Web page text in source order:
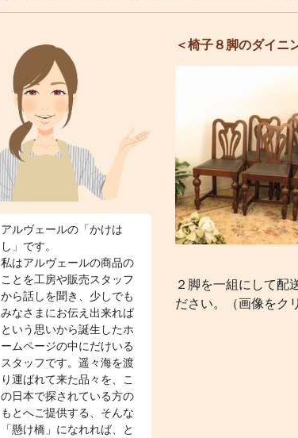
アルヴェールの「かけは
し」です。
私はアルヴェールの商品の
ことを工房や販売スタッフ
から話しを聞き、少しでも
みなさまにお伝え出来れば
という思いから誕生したホ
ームページの中にだけいる
スタッフです。遥々海を渡
り運ばれて来た品々を、こ
の日本で探されている方の
もとへご提供する、そんな
「懸け橋」になれれば、と
＜椅子８脚のダイニ
２脚を一組にして配
ださい。（画像をク